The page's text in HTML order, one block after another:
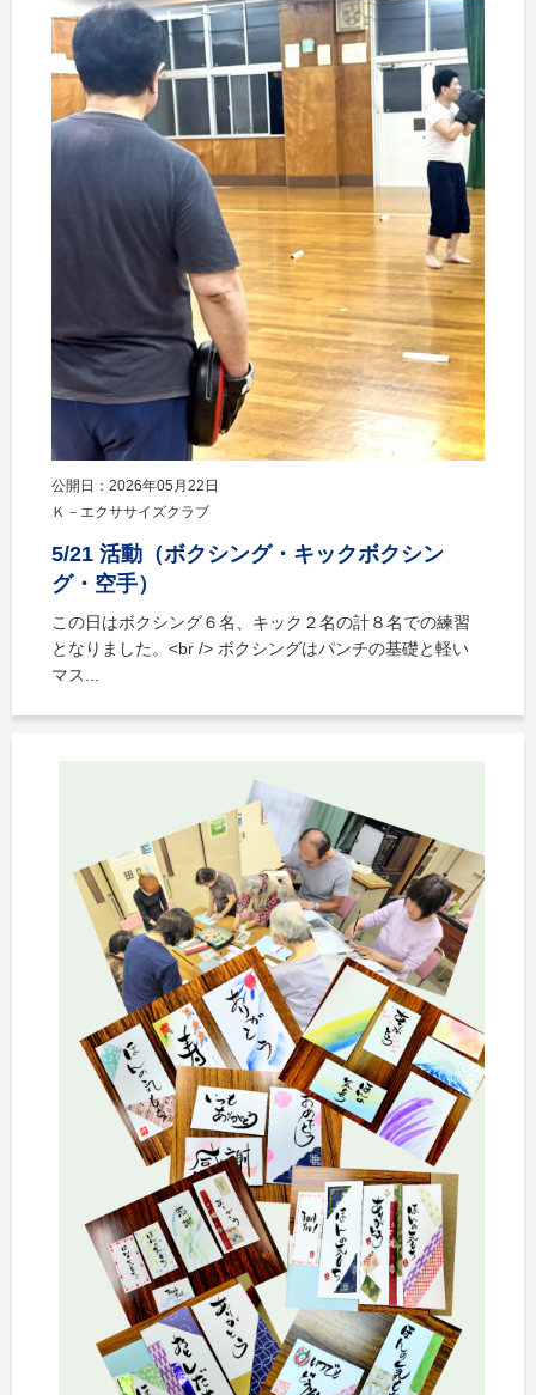
公開日：2026年05月22日
Ｋ－エクササイズクラブ
5/21 活動（ボクシング・キックボクシン
グ・空手）
この日はボクシング６名、キック２名の計８名での練習
となりました。<br /> ボクシングはパンチの基礎と軽い
マス...